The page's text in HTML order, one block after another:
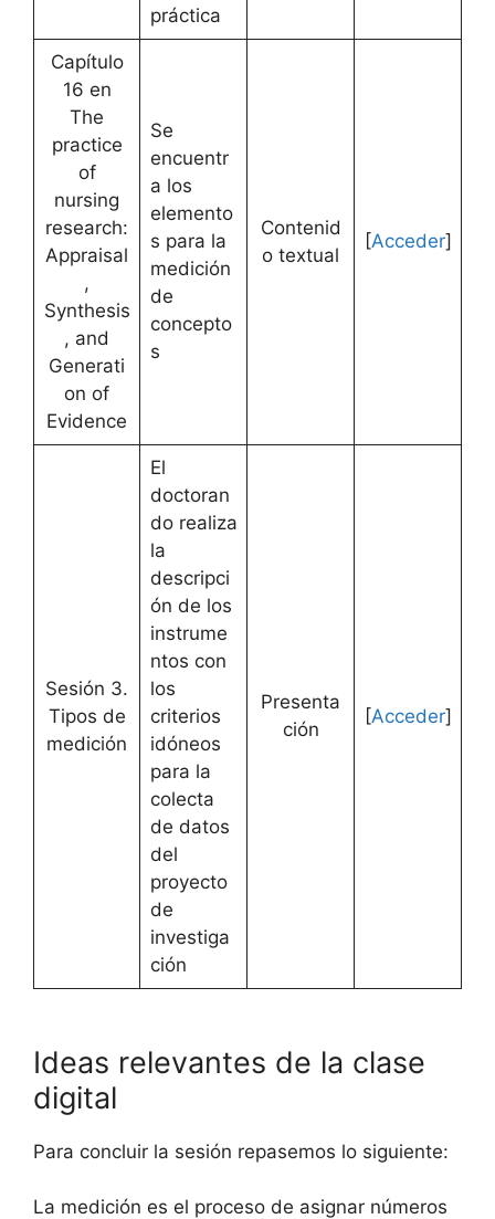
práctica
Capítulo
16 en
The
practice
of
nursing
research:
Appraisal
,
Synthesis
, and
Generati
on of
Evidence
Se
encuentr
a los
elemento
s para la
medición
de
concepto
s
Contenid
o textual
[Acceder]
Sesión 3.
Tipos de
medición
El
doctoran
do realiza
la
descripci
ón de los
instrume
ntos con
los
criterios
idóneos
para la
colecta
de datos
del
proyecto
de
investiga
ción
Presenta
ción
[Acceder]
Ideas relevantes de la clase
digital
Para concluir la sesión repasemos lo siguiente:
La medición es el proceso de asignar números